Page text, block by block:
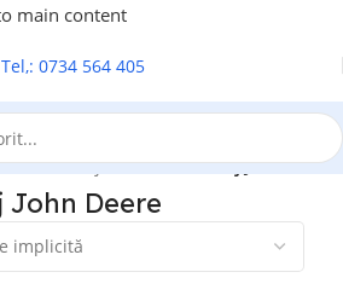
main content
Tel,: 0734 564 405
ambreiaj/Cablu ambreiaj John Deere
Deere